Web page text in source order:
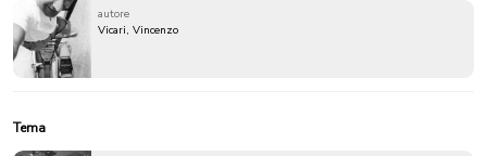
autore
Vicari, Vincenzo
Tema